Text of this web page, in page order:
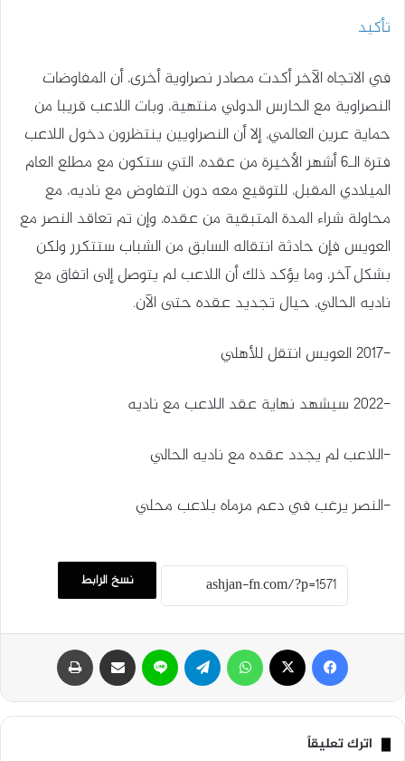
تأكيد
في الاتجاه الآخر أكدت مصادر نصراوية أخرى، أن المفاوضات
النصراوية مع الحارس الدولي منتهية، وبات اللاعب قريبا من
حماية عرين العالمي، إلا أن النصراويين ينتظرون دخول اللاعب
فترة الـ6 أشهر الأخيرة من عقده، التي ستكون مع مطلع العام
الميلادي المقبل، للتوقيع معه دون التفاوض مع ناديه، مع
محاولة شراء المدة المتبقية من عقده، وإن تم تعاقد النصر مع
العويس فإن حادثة انتقاله السابق من الشباب ستتكرر ولكن
بشكل آخر، وما يؤكد ذلك أن اللاعب لم يتوصل إلى اتفاق مع
ناديه الحالي، حيال تجديد عقده حتى الآن.
-2017 العويس انتقل للأهلي
-2022 سيشهد نهاية عقد اللاعب مع ناديه
-اللاعب لم يجدد عقده مع ناديه الحالي
-النصر يرغب في دعم مرماه بلاعب محلي
نسخ الرابط
اترك تعليقاً